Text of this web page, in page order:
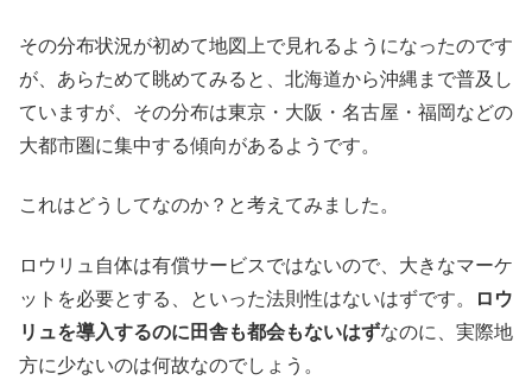
その分布状況が初めて地図上で見れるようになったのです
が、あらためて眺めてみると、北海道から沖縄まで普及し
ていますが、その分布は東京・大阪・名古屋・福岡などの
大都市圏に集中する傾向があるようです。
これはどうしてなのか？と考えてみました。
ロウリュ自体は有償サービスではないので、大きなマーケ
ットを必要とする、といった法則性はないはずです。
ロウ
リュを導入するのに田舎も都会もないはずなのに、実際地
方に少ないのは何故なのでしょう。